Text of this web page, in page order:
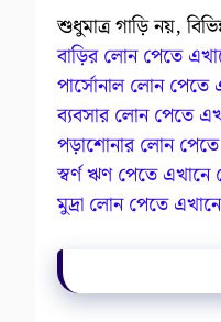
শুধুমাত্র গাড়ি নয়,
বাড়ির লোন পেতে
পার্সোনাল লোন পেতে
ব্যবসার লোন পেতে
পড়াশোনার লোন
স্বর্ণ ঋণ পেতে এখানে
মুদ্রা লোন পেতে